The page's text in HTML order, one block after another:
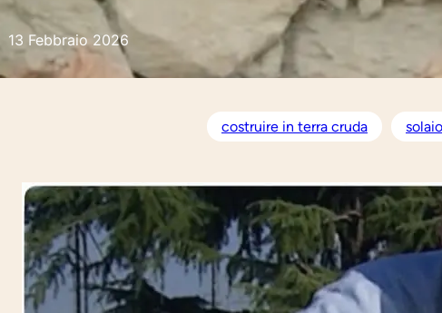
13 Febbraio 2026
costruire in terra cruda